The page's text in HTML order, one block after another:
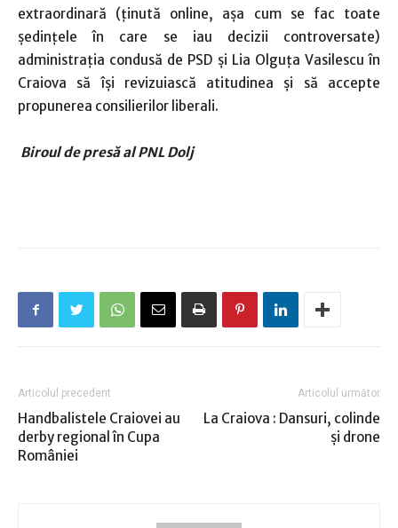
extraordinară (ținută online, așa cum se fac toate
ședințele în care se iau decizii controversate)
administrația condusă de PSD şi Lia Olguţa Vasilescu în
Craiova să își revizuiască atitudinea și să accepte
propunerea consilierilor liberali.
Biroul de presă al PNL Dolj
Articolul precedent
Handbalistele Craiovei au
derby regional în Cupa
României
Articolul următor
La Craiova : Dansuri, colinde
și drone